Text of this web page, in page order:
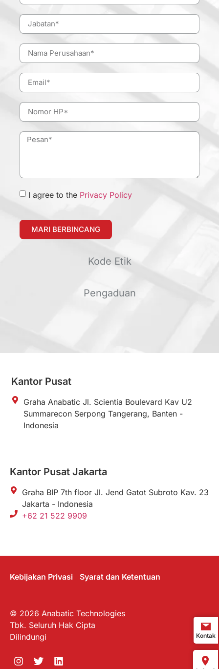
Kode Etik
Pengaduan
I agree to the Privacy Policy
MARI BERBINCANG
Kantor Pusat
Graha Anabatic Jl. Scientia Boulevard Kav U2
Summarecon Serpong Tangerang, Banten -
Indonesia
Kantor Pusat Jakarta
Graha BIP 7th floor Jl. Jend Gatot Subroto Kav. 23
Jakarta - Indonesia
+62 21 522 9909
Kebijakan Privasi Syarat dan Ketentuan
© 2026 Anabatic Technologies
Tbk. Seluruh Hak Cipta
Dilindungi
Kontak